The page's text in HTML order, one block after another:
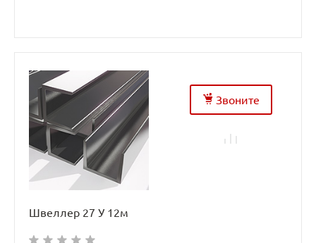
Звоните
Швеллер 27 У 12м